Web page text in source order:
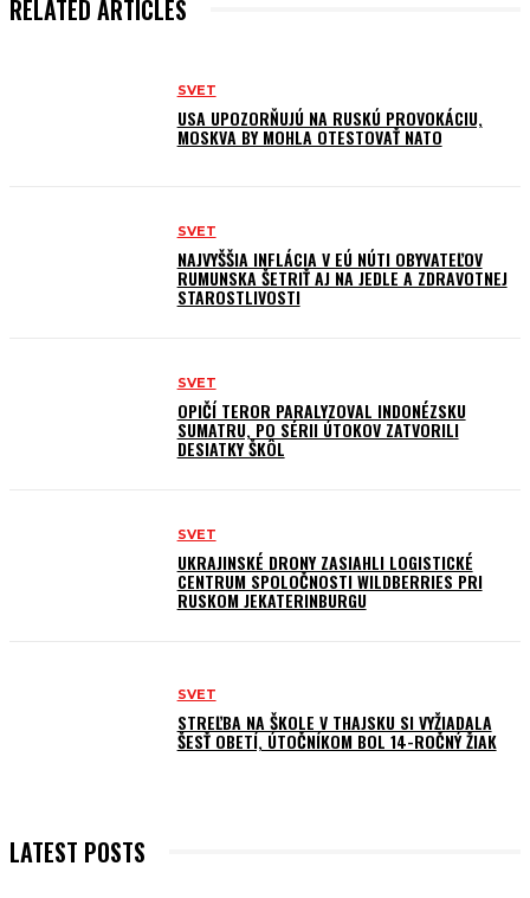
RELATED ARTICLES
SVET
USA UPOZORŇUJÚ NA RUSKÚ PROVOKÁCIU,
MOSKVA BY MOHLA OTESTOVAŤ NATO
SVET
NAJVYŠŠIA INFLÁCIA V EÚ NÚTI OBYVATEĽOV
RUMUNSKA ŠETRIŤ AJ NA JEDLE A ZDRAVOTNEJ
STAROSTLIVOSTI
SVET
OPIČÍ TEROR PARALYZOVAL INDONÉZSKU
SUMATRU, PO SÉRII ÚTOKOV ZATVORILI
DESIATKY ŠKÔL
SVET
UKRAJINSKÉ DRONY ZASIAHLI LOGISTICKÉ
CENTRUM SPOLOČNOSTI WILDBERRIES PRI
RUSKOM JEKATERINBURGU
SVET
STREĽBA NA ŠKOLE V THAJSKU SI VYŽIADALA
ŠESŤ OBETÍ, ÚTOČNÍKOM BOL 14-ROČNÝ ŽIAK
LATEST POSTS